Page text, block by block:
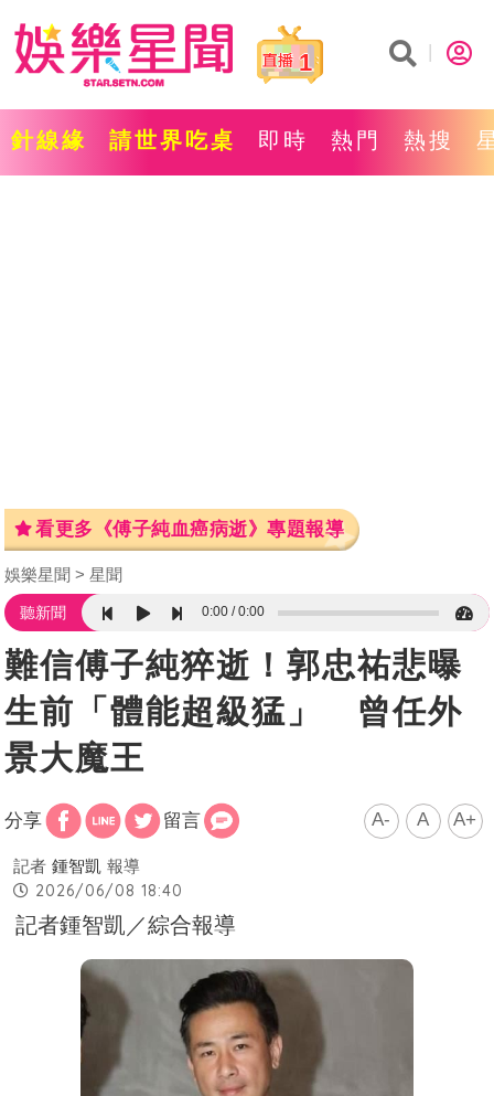
1
針線緣 請世界吃桌 即時 熱門 熱搜
看更多《傅子純血癌病逝》專題報導
娛樂星聞 星聞
聽新聞 0:00 0:00
難信傅子純猝逝！郭忠祐悲曝
生前「體能超級猛」 曾任外
景大魔王
分享 留言 A- A A+
記者 鍾智凱 報導
2026/06/08 18:40
記者鍾智凱／綜合報導